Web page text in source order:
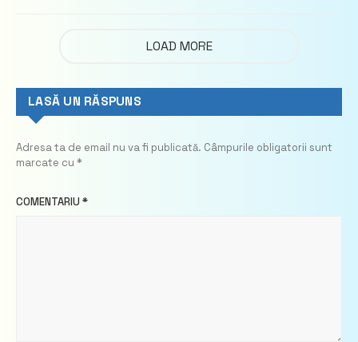
LOAD MORE
LASĂ UN RĂSPUNS
Adresa ta de email nu va fi publicată. Câmpurile obligatorii sunt
marcate cu *
COMENTARIU *